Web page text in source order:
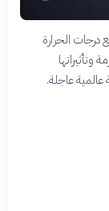
درجات الحرارة
وتأثيراتها
عاجلة.